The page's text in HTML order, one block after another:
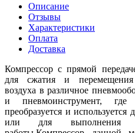
Описание
Отзывы
Характеристики
Оплата
Доставка
Компрессор с прямой
для сжатия и перемещения
воздуха в различное
и пневмоинструмент, где
преобразуется и используется
или для выполнения